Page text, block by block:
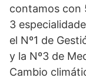
contamos con
3
el Nº1 de
y la Nº3 de
Cambio